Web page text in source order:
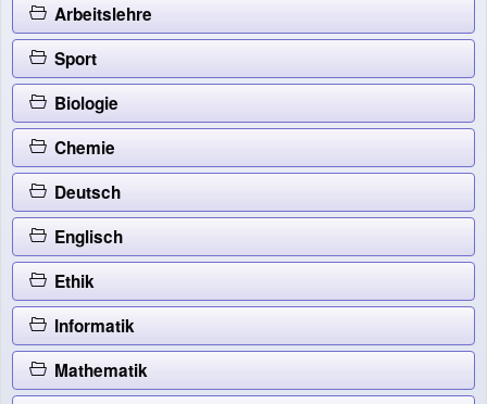
Arbeitslehre
Sport
Biologie
Chemie
Deutsch
Englisch
Ethik
Informatik
Mathematik